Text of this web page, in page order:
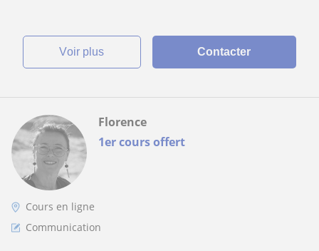
voir plus Contacter
1er cours offert
Florence
Cours en ligne
Communication